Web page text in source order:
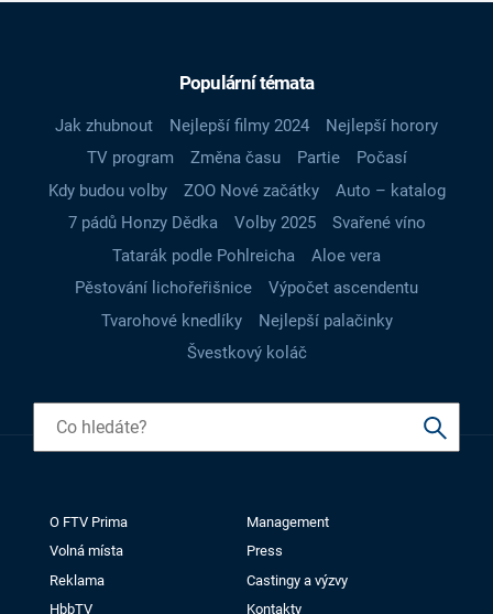
Populární témata
Jak zhubnout Nejlepší filmy 2024
Nejlepší horory
TV program
Změna času Partie
Počasí
Kdy budou volby
ZOO Nové začátky
Auto – katalog
7 pádů Honzy Dědka
Volby 2025
Svařené víno
Tatarák podle Pohlreicha
Aloe vera
Pěstování lichořeřišnice
Výpočet ascendentu
Tvarohové knedlíky
Nejlepší palačinky
Švestkový koláč
O FTV Prima
Management
Volná místa
Press
Reklama
Castingy a výzvy
HbbTV
Kontakty